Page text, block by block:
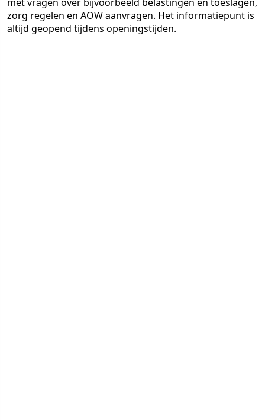
zorg regelen en AOW aanvragen. Het informatiepunt is
altijd geopend tijdens openingstijden.